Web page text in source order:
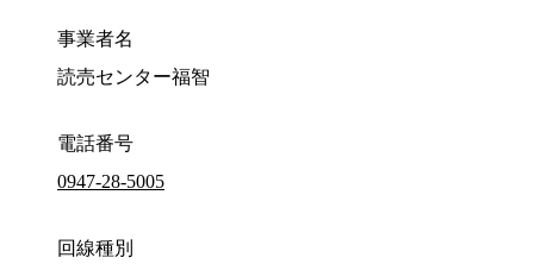
事業者名
読売センター福智
電話番号
0947-28-5005
回線種別